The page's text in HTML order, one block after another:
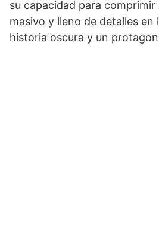
su capacidad para
masivo y lleno de detalles en
historia oscura y un